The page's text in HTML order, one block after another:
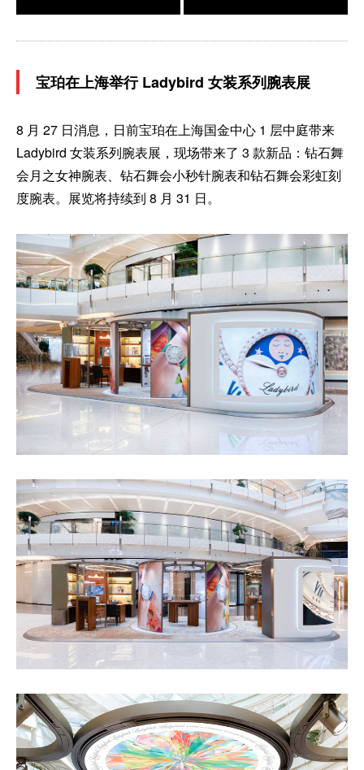
宝珀在上海举行 Ladybird 女装系列腕表展
8 月 27 日消息，日前宝珀在上海国金中心 1 层中庭带来
Ladybird 女装系列腕表展，现场带来了 3 款新品：钻石舞
会月之女神腕表、钻石舞会小秒针腕表和钻石舞会彩虹刻
度腕表。展览将持续到 8 月 31 日。